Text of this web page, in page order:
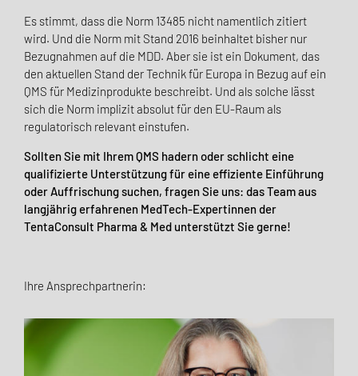
Es stimmt, dass die Norm 13485 nicht namentlich zitiert
wird. Und die Norm mit Stand 2016 beinhaltet bisher nur
Bezugnahmen auf die MDD. Aber sie ist ein Dokument, das
den aktuellen Stand der Technik für Europa in Bezug auf ein
QMS für Medizinprodukte beschreibt. Und als solche lässt
sich die Norm implizit absolut für den EU-Raum als
regulatorisch relevant einstufen.
Sollten Sie mit Ihrem QMS hadern oder schlicht eine
qualifizierte Unterstützung für eine effiziente Einführung
oder Auffrischung suchen, fragen Sie uns: das Team aus
langjährig erfahrenen MedTech-Expertinnen der
TentaConsult Pharma & Med unterstützt Sie gerne!
Ihre Ansprechpartnerin: